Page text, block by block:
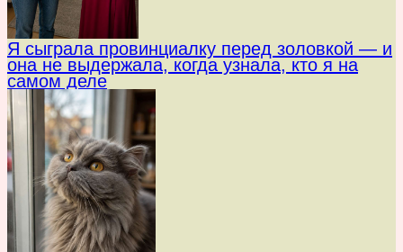
Я сыграла провинциалку перед золовкой — и
она не выдержала, когда узнала, кто я на
самом деле